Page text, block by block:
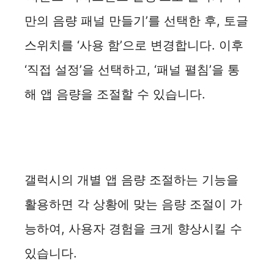
만의 음량 패널 만들기’를 선택한 후, 토글
스위치를 ‘사용 함’으로 변경합니다. 이후
‘직접 설정’을 선택하고, ‘패널 펼침’을 통
해 앱 음량을 조절할 수 있습니다.
갤럭시의 개별 앱 음량 조절하는 기능을
활용하면 각 상황에 맞는 음량 조절이 가
능하여, 사용자 경험을 크게 향상시킬 수
있습니다.